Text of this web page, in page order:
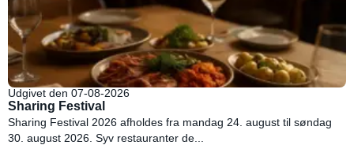
Udgivet den 07-08-2026
Sharing Festival
Sharing Festival 2026 afholdes fra mandag 24. august til søndag
30. august 2026. Syv restauranter de...